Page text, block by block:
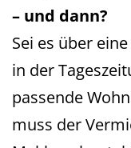
– und dann?
Sei es über
in der
passende
muss der